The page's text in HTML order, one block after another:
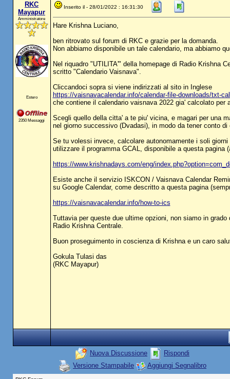
RKC
Mayapur
Amministratore
Estero
2350 Messaggi
Inserito il - 28/01/2022 : 16:31:30
Hare Krishna Luciano,
ben ritrovato sul forum di RKC e grazie per la domanda.
Non abbiamo disponibile un tale calendario, ma abbiamo
Nel riquadro "UTILITA'" della homepage di Radio Krishna
scritto "Calendario Vaisnava".
Cliccandoci sopra si viene indirizzati al sito in Inglese
https://vaisnavacalendar.info/calendar-file-downloads/txt-
che contiene il calendario vaisnava 2022 gia' calcolato
Scegli quello della citta' a te piu' vicina, e magari per una
nel giorno successivo (Dvadasi), in modo da tener conto
Se tu volessi invece, calcolare autonomamente i soli
utilizzare il programma GCAL, disponibile a questa pagina
https://www.krishnadays.com/eng/
Esiste anche il servizio ISKCON / Vaisnava Calendar
su Google Calendar, come descritto a questa pagina
https://vaisnavacalendar.info/how-to-ics
Tuttavia per queste due ultime opzioni, non siamo in
Radio Krishna Centrale.
Buon proseguimento in coscienza di Krishna e un caro
Gokula Tulasi das
(RKC Mayapur)
Nuova Discussione
Rispondi
Versione Stampabile
Aggiungi Segnalibro